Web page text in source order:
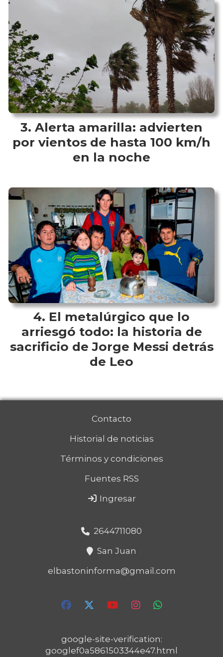
Alerta amarilla: advierten
por vientos de hasta 100 km/h
en la noche
El metalúrgico que lo
arriesgó todo: la historia de
sacrificio de Jorge Messi detrás
de Leo
Contacto
Historial de noticias
Términos y condiciones
Fuentes RSS
Ingresar
google-site-verification:
googlef0a5861503344e47.html
2644711080
San Juan
elbastoninforma@gmail.com